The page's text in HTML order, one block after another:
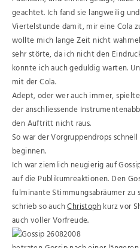
geachtet. Ich fand sie langweilig
Viertelstunde damit, mir eine Cola
wollte mich lange Zeit nicht
sehr störte, da ich nicht den
konnte ich auch geduldig warten.
mit der Cola.
Adept, oder wer auch immer,
der anschliessende
den Auftritt nicht raus.
So war der Vorgruppendrops
beginnen.
Ich war ziemlich neugierig auf
auf die Publikumreaktionen. Den
fulminante Stimmungsabräumer zu
schrieb so auchChristophkurz vor
auch voller Vorfreude.